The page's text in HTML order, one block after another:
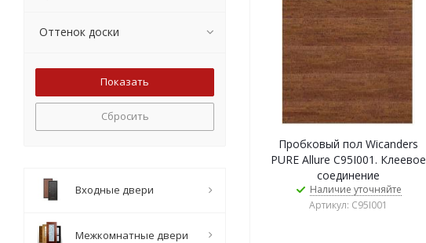
Пробковый пол Wicanders
PURE Allure C95I001. Клеевое
соединение
Наличие уточняйте
Артикул: C95I001
Оттенок доски
Сбросить
Входные двери
Межкомнатные двери